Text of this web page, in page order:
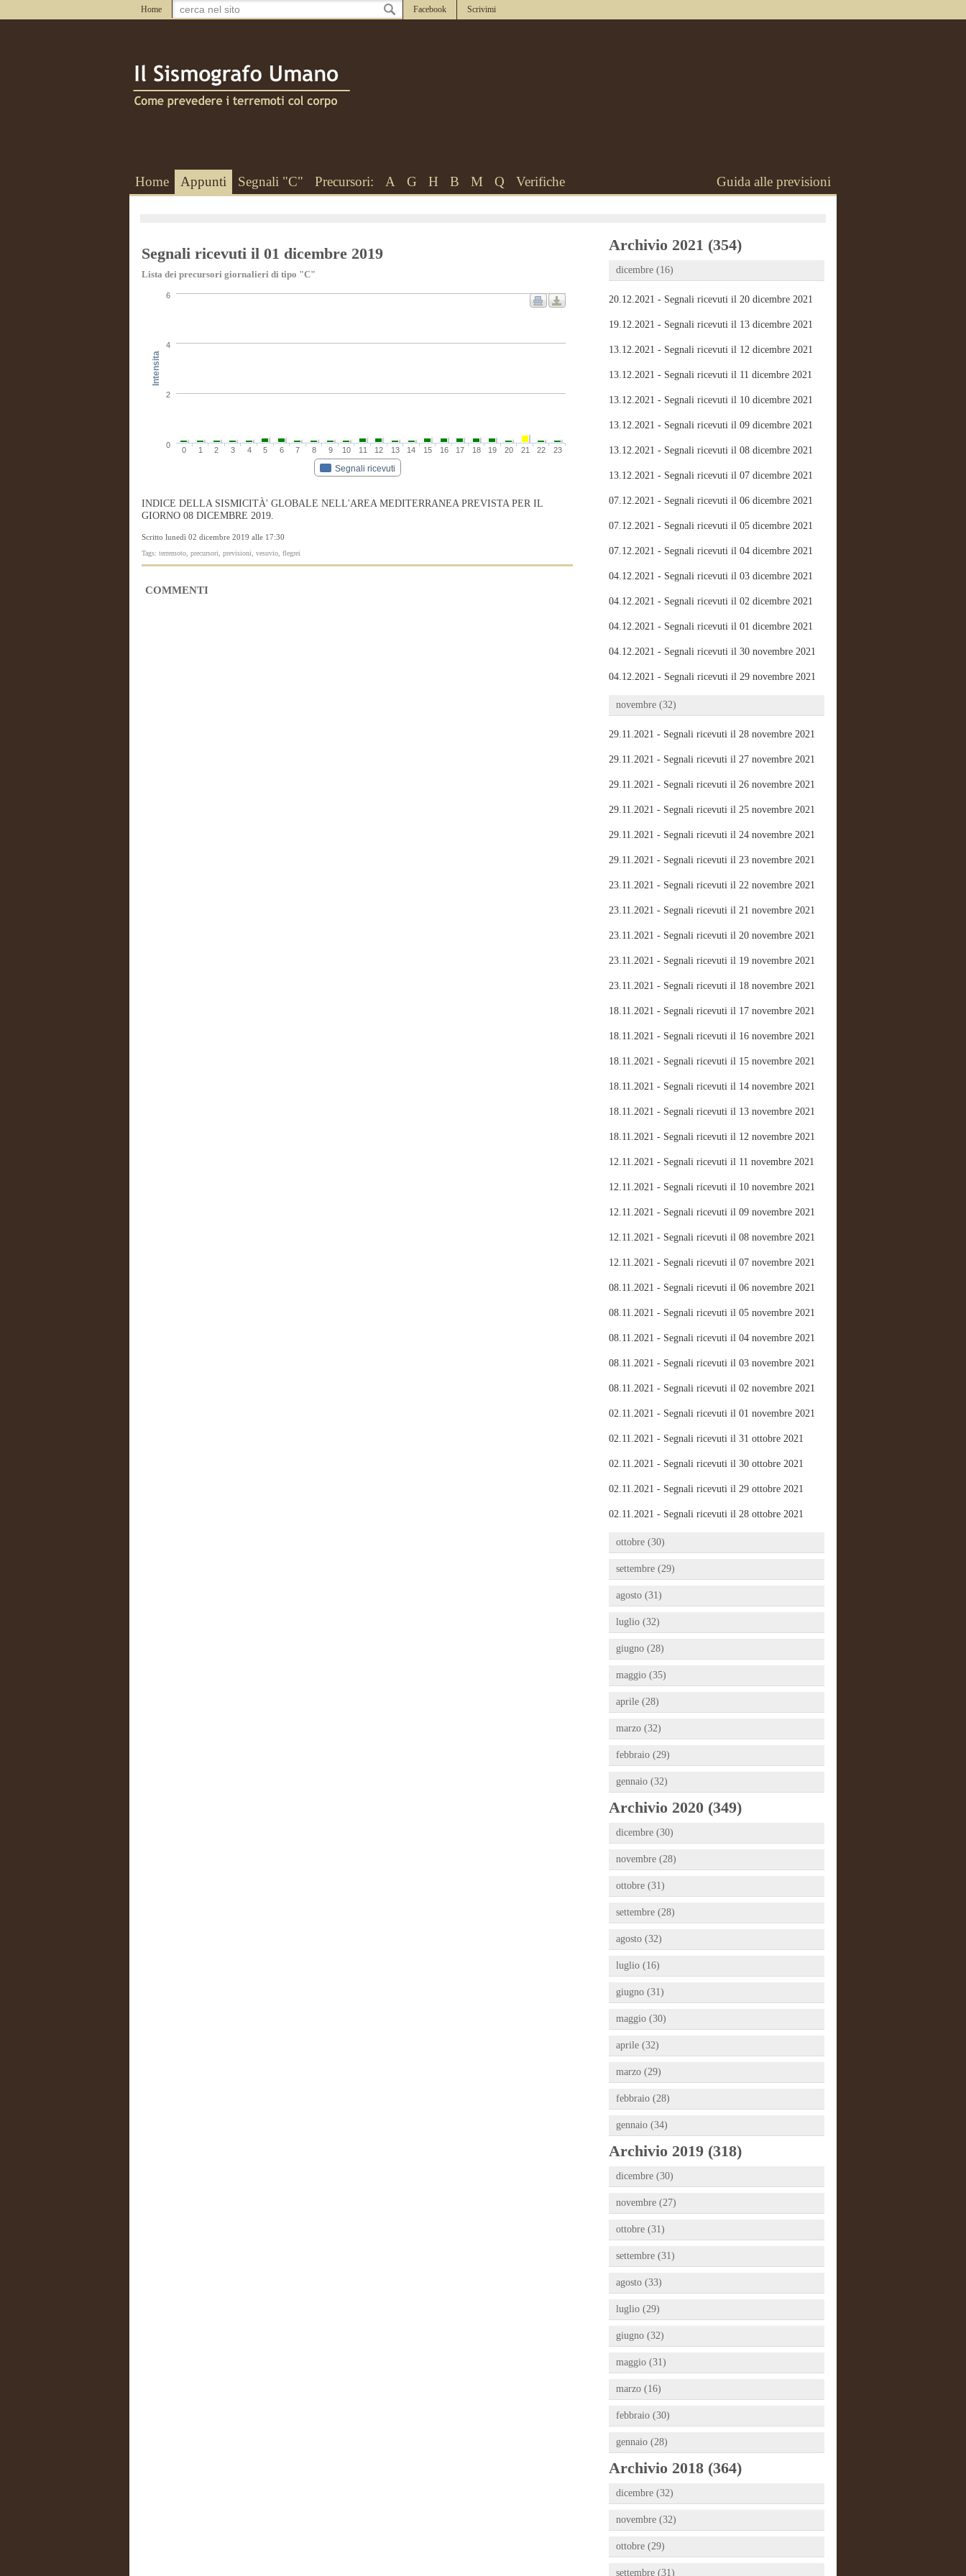
Home Facebook Scrivimi
Home Appunti Segnali "C" Precursori: A G H B M Q Verifiche Guida alle previsioni
Segnali ricevuti il 01 dicembre 2019
Lista dei precursori giornalieri di tipo "C"
Intensita
Segnali ricevuti
0 1 2 3 4 5 6 7 8 9 10 11 12 13 14 15 16 17 18 19 20 21 22 23
0
2
4
6
INDICE DELLA SISMICITÀ' GLOBALE NELL'AREA MEDITERRANEA PREVISTA PER IL
GIORNO 08 DICEMBRE 2019.
Scritto lunedì 02 dicembre 2019 alle 17:30
Tags: terremoto, precursori, previsioni, vesuvio, flegrei
COMMENTI
Archivio 2021 (354)
dicembre (16)
20.12.2021 - Segnali ricevuti il 20 dicembre 2021
19.12.2021 - Segnali ricevuti il 13 dicembre 2021
13.12.2021 - Segnali ricevuti il 12 dicembre 2021
13.12.2021 - Segnali ricevuti il 11 dicembre 2021
13.12.2021 - Segnali ricevuti il 10 dicembre 2021
13.12.2021 - Segnali ricevuti il 09 dicembre 2021
13.12.2021 - Segnali ricevuti il 08 dicembre 2021
13.12.2021 - Segnali ricevuti il 07 dicembre 2021
07.12.2021 - Segnali ricevuti il 06 dicembre 2021
07.12.2021 - Segnali ricevuti il 05 dicembre 2021
07.12.2021 - Segnali ricevuti il 04 dicembre 2021
04.12.2021 - Segnali ricevuti il 03 dicembre 2021
04.12.2021 - Segnali ricevuti il 02 dicembre 2021
04.12.2021 - Segnali ricevuti il 01 dicembre 2021
04.12.2021 - Segnali ricevuti il 30 novembre 2021
04.12.2021 - Segnali ricevuti il 29 novembre 2021
novembre (32)
29.11.2021 - Segnali ricevuti il 28 novembre 2021
29.11.2021 - Segnali ricevuti il 27 novembre 2021
29.11.2021 - Segnali ricevuti il 26 novembre 2021
29.11.2021 - Segnali ricevuti il 25 novembre 2021
29.11.2021 - Segnali ricevuti il 24 novembre 2021
29.11.2021 - Segnali ricevuti il 23 novembre 2021
23.11.2021 - Segnali ricevuti il 22 novembre 2021
23.11.2021 - Segnali ricevuti il 21 novembre 2021
23.11.2021 - Segnali ricevuti il 20 novembre 2021
23.11.2021 - Segnali ricevuti il 19 novembre 2021
23.11.2021 - Segnali ricevuti il 18 novembre 2021
18.11.2021 - Segnali ricevuti il 17 novembre 2021
18.11.2021 - Segnali ricevuti il 16 novembre 2021
18.11.2021 - Segnali ricevuti il 15 novembre 2021
18.11.2021 - Segnali ricevuti il 14 novembre 2021
18.11.2021 - Segnali ricevuti il 13 novembre 2021
18.11.2021 - Segnali ricevuti il 12 novembre 2021
12.11.2021 - Segnali ricevuti il 11 novembre 2021
12.11.2021 - Segnali ricevuti il 10 novembre 2021
12.11.2021 - Segnali ricevuti il 09 novembre 2021
12.11.2021 - Segnali ricevuti il 08 novembre 2021
12.11.2021 - Segnali ricevuti il 07 novembre 2021
08.11.2021 - Segnali ricevuti il 06 novembre 2021
08.11.2021 - Segnali ricevuti il 05 novembre 2021
08.11.2021 - Segnali ricevuti il 04 novembre 2021
08.11.2021 - Segnali ricevuti il 03 novembre 2021
08.11.2021 - Segnali ricevuti il 02 novembre 2021
02.11.2021 - Segnali ricevuti il 01 novembre 2021
02.11.2021 - Segnali ricevuti il 31 ottobre 2021
02.11.2021 - Segnali ricevuti il 30 ottobre 2021
02.11.2021 - Segnali ricevuti il 29 ottobre 2021
02.11.2021 - Segnali ricevuti il 28 ottobre 2021
ottobre (30)
settembre (29)
agosto (31)
luglio (32)
giugno (28)
maggio (35)
aprile (28)
marzo (32)
febbraio (29)
gennaio (32)
Archivio 2020 (349)
dicembre (30)
novembre (28)
ottobre (31)
settembre (28)
agosto (32)
luglio (16)
giugno (31)
maggio (30)
aprile (32)
marzo (29)
febbraio (28)
gennaio (34)
Archivio 2019 (318)
dicembre (30)
novembre (27)
ottobre (31)
settembre (31)
agosto (33)
luglio (29)
giugno (32)
maggio (31)
marzo (16)
febbraio (30)
gennaio (28)
Archivio 2018 (364)
dicembre (32)
novembre (32)
ottobre (29)
settembre (31)